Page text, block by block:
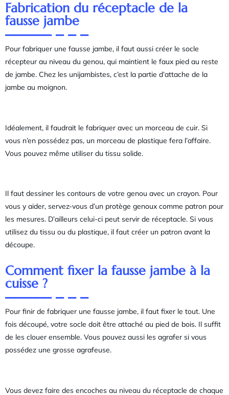
Fabrication du réceptacle de la
fausse jambe
Pour fabriquer une fausse jambe, il faut aussi créer le socle
récepteur au niveau du genou, qui maintient le faux pied au reste
de jambe. Chez les unijambistes, c’est la partie d’attache de la
jambe au moignon.
Idéalement, il faudrait le fabriquer avec un morceau de cuir. Si
vous n’en possédez pas, un morceau de plastique fera l’affaire.
Vous pouvez même utiliser du tissu solide.
Il faut dessiner les contours de votre genou avec un crayon. Pour
vous y aider, servez-vous d’un protège genoux comme patron pour
les mesures. D’ailleurs celui-ci peut servir de réceptacle. Si vous
utilisez du tissu ou du plastique, il faut créer un patron avant la
découpe.
Comment fixer la fausse jambe à la
cuisse ?
Pour finir de fabriquer une fausse jambe, il faut fixer le tout. Une
fois découpé, votre socle doit être attaché au pied de bois. Il suffit
de les clouer ensemble. Vous pouvez aussi les agrafer si vous
possédez une grosse agrafeuse.
Vous devez faire des encoches au niveau du réceptacle de chaque